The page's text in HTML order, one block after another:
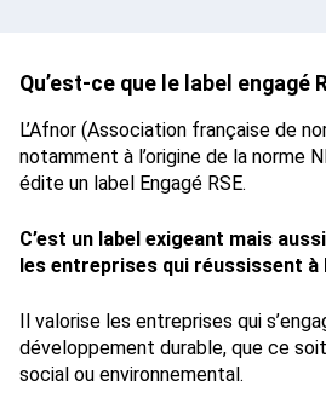
Qu’est-ce que le label engagé
L’Afnor (Association française de
notamment à l’origine de la norme
édite un label Engagé RSE.
C’est un label exigeant mais
les entreprises qui réussissent à
Il valorise les entreprises qui
développement durable, que ce
social ou environnemental.